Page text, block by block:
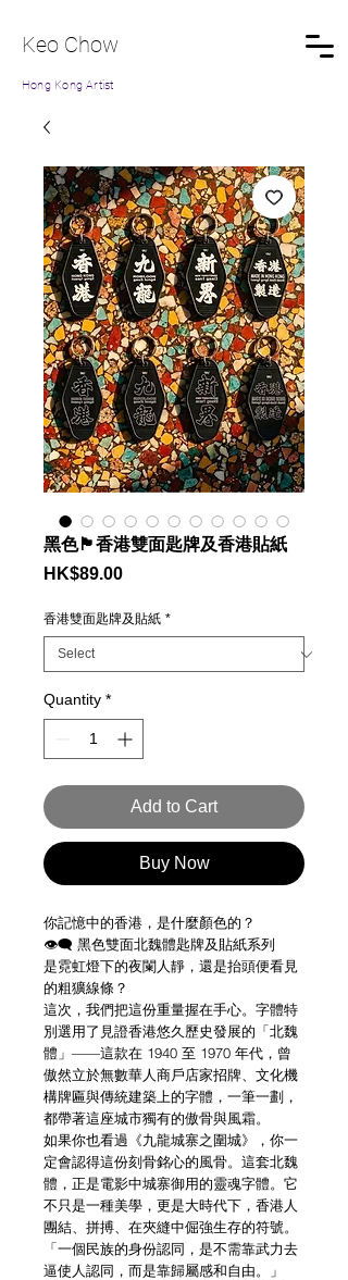
Keo Chow
Hong Kong Artist
黑色🏴香港雙面匙牌及香港貼紙
HK$89.00Price
香港雙面匙牌及貼紙 *
Quantity *
Add to Cart
Buy Now
你記憶中的香港，是什麼顏色的？
👁️‍🗨️ 黑色雙面北魏體匙牌及貼紙系列
是霓虹燈下的夜闌人靜，還是抬頭便看見
的粗獷線條？
這次，我們把這份重量握在手心。字體特
別選用了見證香港悠久歷史發展的「北魏
體」——這款在 1940 至 1970 年代，曾
傲然立於無數華人商戶店家招牌、文化機
構牌匾與傳統建築上的字體，一筆一劃，
都帶著這座城市獨有的傲骨與風霜。
如果你也看過《九龍城寨之圍城》，你一
定會認得這份刻骨銘心的風骨。這套北魏
體，正是電影中城寨御用的靈魂字體。它
不只是一種美學，更是大時代下，香港人
團結、拼搏、在夾縫中倔強生存的符號。
「一個民族的身份認同，是不需靠武力去
逼使人認同，而是靠歸屬感和自由。」